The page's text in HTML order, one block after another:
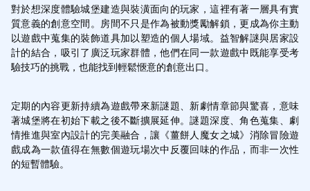
對於想深度體驗城堡建造與裝潢面向的玩家，這裡有著一層具有實
質意義的創意空間。房間不只是作為被動獎勵解鎖，更成為你主動
以遊戲中蒐集的裝飾道具加以塑造的個人場域。益智解謎與居家設
計的結合，吸引了廣泛玩家群體，他們在同一款遊戲中既能享受考
驗技巧的挑戰，也能找到輕鬆愜意的創意出口。
定期的內容更新持續為遊戲帶來新謎題、新劇情章節與驚喜，意味
著城堡將在初始下載之後不斷擴展延伸。謎題深度、角色蒐集、劇
情推進與室內設計的完美融合，讓《薑餅人魔女之城》消除冒險遊
戲成為一款值得在無數個遊玩場次中反覆回味的作品，而非一次性
的短暫體驗。